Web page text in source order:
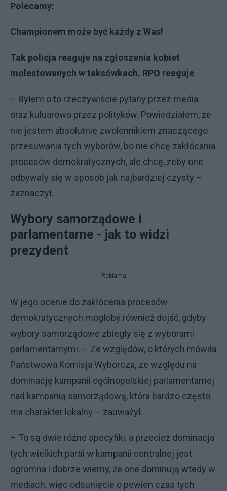
Polecamy:
Championem może być każdy z Was!
Tak policja reaguje na zgłoszenia kobiet
molestowanych w taksówkach. RPO reaguje
– Byłem o to rzeczywiście pytany przez media
oraz kuluarowo przez polityków. Powiedziałem, że
nie jestem absolutnie zwolennikiem znaczącego
przesuwania tych wyborów, bo nie chcę zakłócania
procesów demokratycznych, ale chcę, żeby one
odbywały się w sposób jak najbardziej czysty –
zaznaczył.
Wybory samorządowe i
parlamentarne - jak to widzi
prezydent
Reklama
W jego ocenie do zakłócenia procesów
demokratycznych mogłoby również dojść, gdyby
wybory samorządowe zbiegły się z wyborami
parlamentarnymi. – Ze względów, o których mówiła
Państwowa Komisja Wyborcza, ze względu na
dominację kampanii ogólnopolskiej parlamentarnej
nad kampanią samorządową, która bardzo często
ma charakter lokalny – zauważył.
– To są dwie różne specyfiki, a przecież dominacja
tych wielkich partii w kampanii centralnej jest
ogromna i dobrze wiemy, że one dominują wtedy w
mediach, więc odsunięcie o pewien czas tych